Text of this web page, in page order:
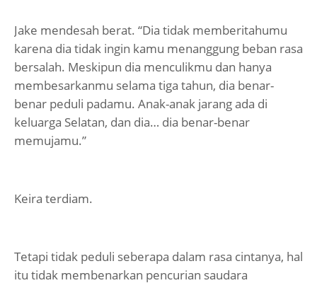
Jake mendesah berat. “Dia tidak memberitahumu
karena dia tidak ingin kamu menanggung beban rasa
bersalah. Meskipun dia menculikmu dan hanya
membesarkanmu selama tiga tahun, dia benar-
benar peduli padamu. Anak-anak jarang ada di
keluarga Selatan, dan dia… dia benar-benar
memujamu.”
Keira terdiam.
Tetapi tidak peduli seberapa dalam rasa cintanya, hal
itu tidak membenarkan pencurian saudara